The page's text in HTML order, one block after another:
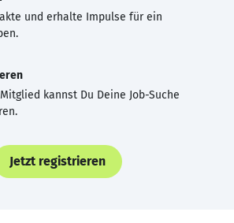
und erhalte Impulse für ein
kannst Du Deine Job-Suche
Jetzt registrieren